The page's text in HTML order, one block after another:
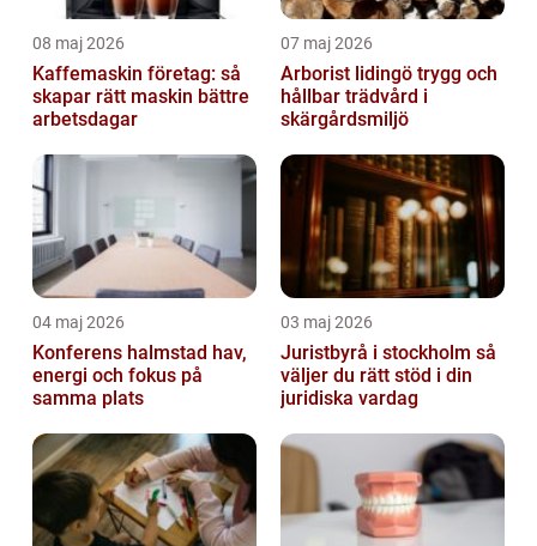
08 maj 2026
Kaffemaskin företag: så
skapar rätt maskin bättre
arbetsdagar
07 maj 2026
Arborist lidingö trygg och
hållbar trädvård i
skärgårdsmiljö
04 maj 2026
Konferens halmstad hav,
energi och fokus på
samma plats
03 maj 2026
Juristbyrå i stockholm så
väljer du rätt stöd i din
juridiska vardag